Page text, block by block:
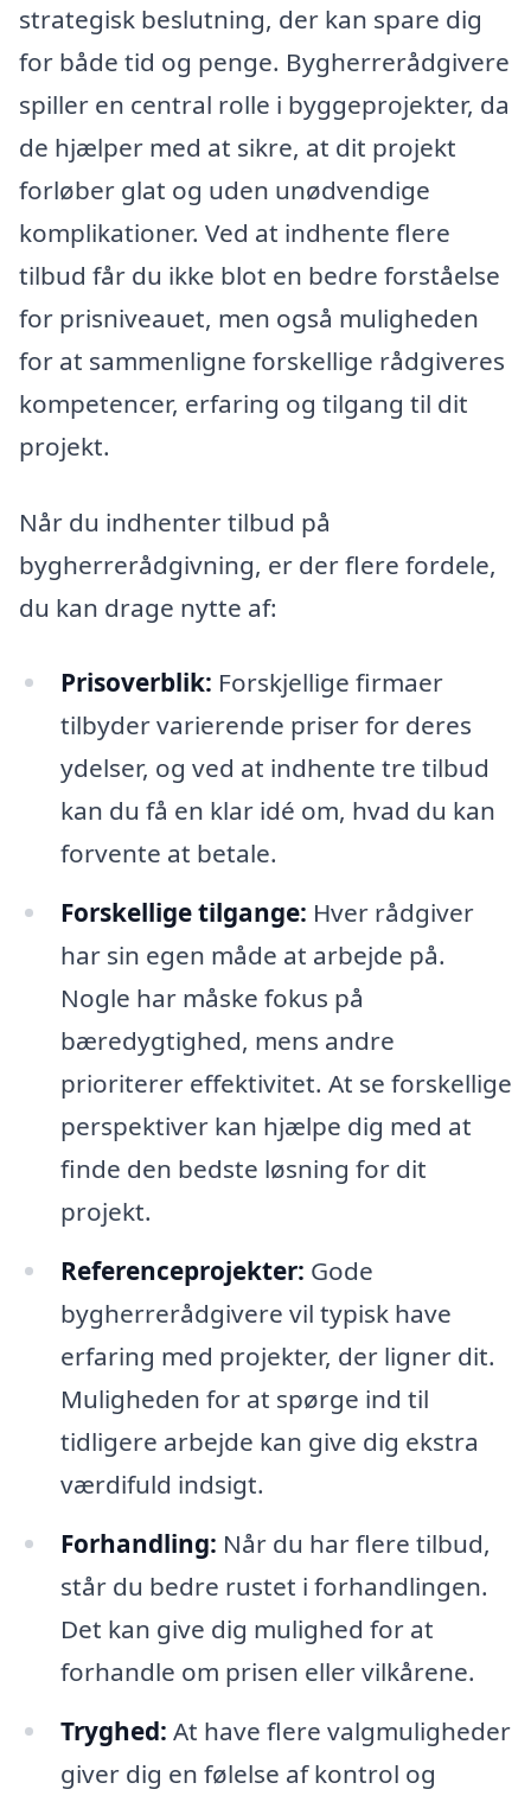
strategisk beslutning, der kan spare dig
for både tid og penge. Bygherrerådgivere
spiller en central rolle i byggeprojekter, da
de hjælper med at sikre, at dit projekt
forløber glat og uden unødvendige
komplikationer. Ved at indhente flere
tilbud får du ikke blot en bedre forståelse
for prisniveauet, men også muligheden
for at sammenligne forskellige rådgiveres
kompetencer, erfaring og tilgang til dit
projekt.
Når du indhenter tilbud på
bygherrerådgivning, er der flere fordele,
du kan drage nytte af:
Prisoverblik: Forskjellige firmaer
tilbyder varierende priser for deres
ydelser, og ved at indhente tre tilbud
kan du få en klar idé om, hvad du kan
forvente at betale.
Forskellige tilgange: Hver rådgiver
har sin egen måde at arbejde på.
Nogle har måske fokus på
bæredygtighed, mens andre
prioriterer effektivitet. At se forskellige
perspektiver kan hjælpe dig med at
finde den bedste løsning for dit
projekt.
Referenceprojekter: Gode
bygherrerådgivere vil typisk have
erfaring med projekter, der ligner dit.
Muligheden for at spørge ind til
tidligere arbejde kan give dig ekstra
værdifuld indsigt.
Forhandling: Når du har flere tilbud,
står du bedre rustet i forhandlingen.
Det kan give dig mulighed for at
forhandle om prisen eller vilkårene.
Tryghed: At have flere valgmuligheder
giver dig en følelse af kontrol og